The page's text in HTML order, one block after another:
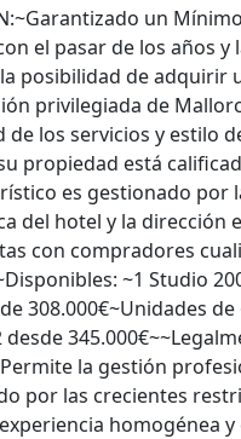
un
el pasar de los años y
posibilidad de adquirir
privilegiada de
los servicios y estilo
propiedad está
es gestionado por
del hotel y la dirección
con compradores
~1 Studio
308.000€~Unidades de
la gestión
por las crecientes
homogénea